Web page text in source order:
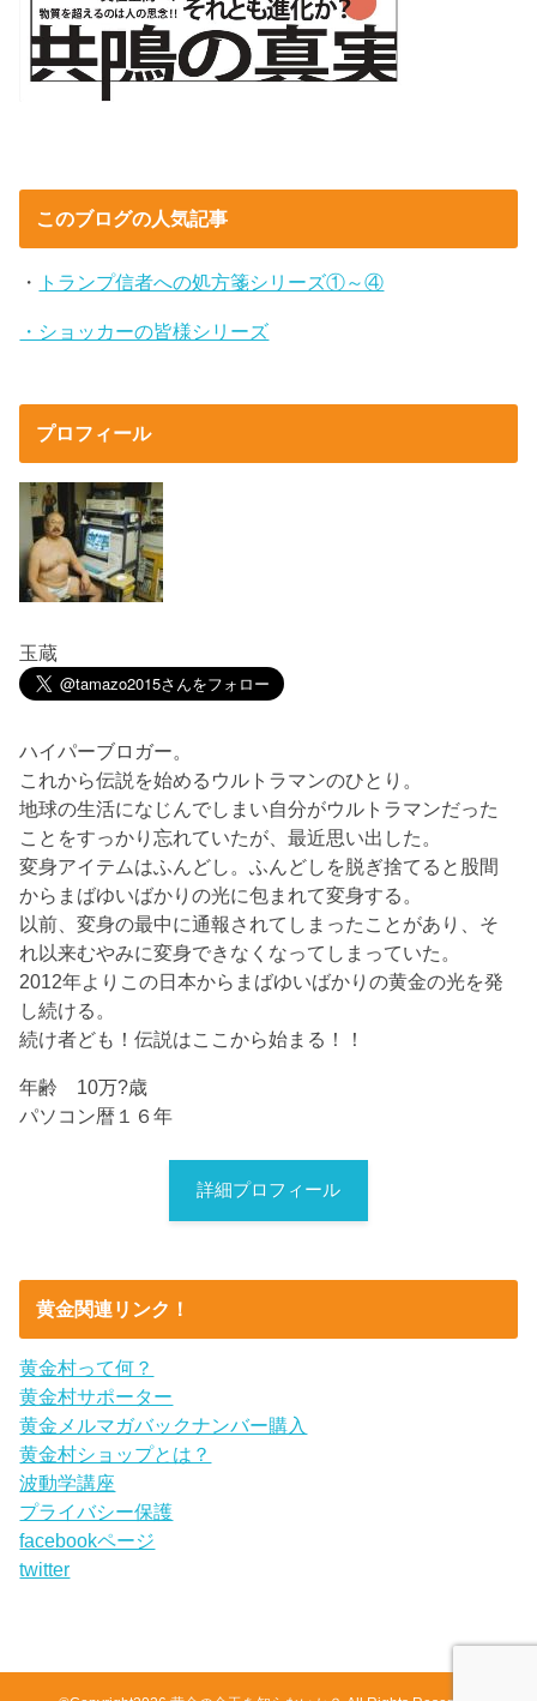
このブログの人気記事
・ トランプ信者への処方箋シリーズ①～④
・ショッカーの皆様シリーズ
プロフィール
玉蔵
ハイパーブロガー。
これから伝説を始めるウルトラマンのひとり。
地球の生活になじんでしまい自分がウルトラマンだった
ことをすっかり忘れていたが、最近思い出した。
変身アイテムはふんどし。ふんどしを脱ぎ捨てると股間
からまばゆいばかりの光に包まれて変身する。
以前、変身の最中に通報されてしまったことがあり、そ
れ以来むやみに変身できなくなってしまっていた。
2012年よりこの日本からまばゆいばかりの黄金の光を発
し続ける。
続け者ども！伝説はここから始まる！！
年齢 10万?歳
パソコン暦１６年
詳細プロフィール
黄金関連リンク！
黄金村って何？
黄金村サポーター
黄金メルマガバックナンバー購入
黄金村ショップとは？
波動学講座
プライバシー保護
facebookページ
twitter